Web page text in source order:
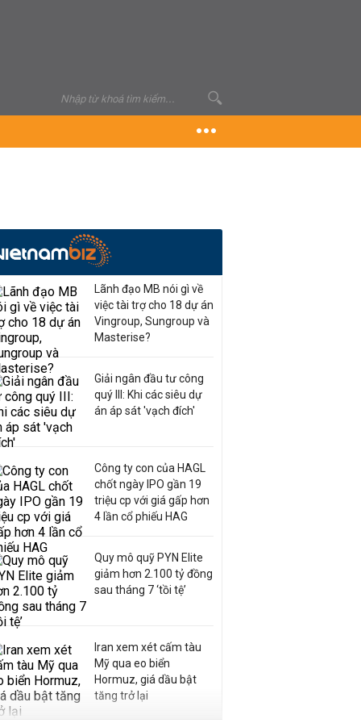
Lãnh đạo MB nói gì về
việc tài trợ cho 18 dự án
Vingroup, Sungroup và
Masterise?
Giải ngân đầu tư công
quý III: Khi các siêu dự
án áp sát 'vạch đích'
Công ty con của HAGL
chốt ngày IPO gần 19
triệu cp với giá gấp hơn
4 lần cổ phiếu HAG
Quy mô quỹ PYN Elite
giảm hơn 2.100 tỷ đồng
sau tháng 7 ‘tồi tệ’
Iran xem xét cấm tàu
Mỹ qua eo biển
Hormuz, giá dầu bật
tăng trở lại